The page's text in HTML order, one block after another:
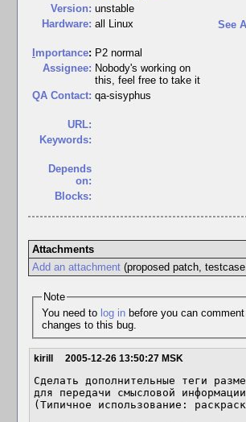
Version: unstable
Hardware: all Linux
mportance: P2 normal
Assignee: Nobody's working on
this, feel free to take it
QA Contact: qa-sisyphus
URL:
Keywords:
Depends
on:
Blocks:
See
Attachments
Add an attachment(proposed patch,
Note
You need to log inbefore you can comment on or make
changes to this bug.
kirill 2005-12-26 13:50:27 MSK
Сделать дополнительные теги
для передачи смысловой
(Типичное использование: